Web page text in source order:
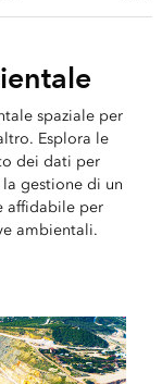
spaziale per
Esplora le
dei dati per
gestione di un
affidabile per
ambientali.